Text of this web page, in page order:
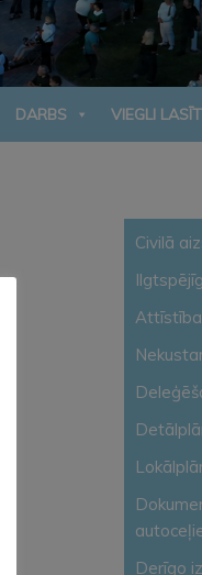
DARBS VIEGLI LASĪT
Civilā
Derīgo